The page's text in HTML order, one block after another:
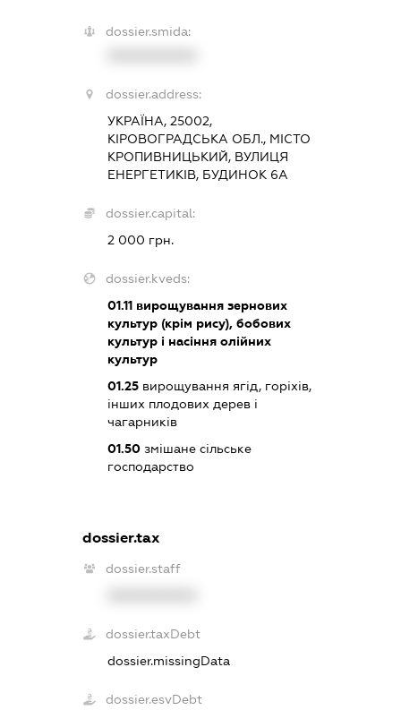
dossier.smida:
dossier.address:
УКРАЇНА, 25002,
КІРОВОГРАДСЬКА ОБЛ., МІСТО
КРОПИВНИЦЬКИЙ, ВУЛИЦЯ
ЕНЕРГЕТИКІВ, БУДИНОК 6А
dossier.capital:
2 000 грн.
dossier.kveds:
01.11вирощування зернових
культур (крім рису), бобових
культур і насіння олійних
культур
01.25вирощування ягід, горіхів,
інших плодових дерев і
чагарників
01.50змішане сільське
господарство
dossier.tax
dossier.staff
dossier.taxDebt
dossier.missingData
dossier.esvDebt